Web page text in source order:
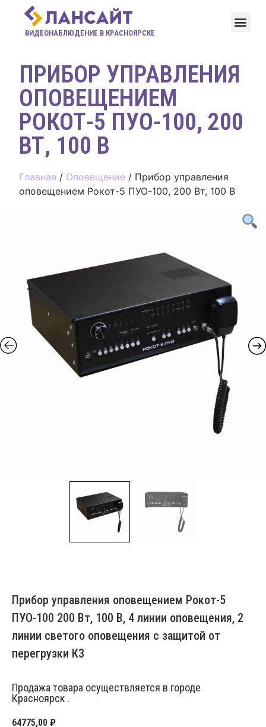
ВИДЕОНАБЛЮДЕНИЕ В КРАСНОЯРСКЕ
ПРИБОР УПРАВЛЕНИЯ
ОПОВЕЩЕНИЕМ
РОКОТ-5 ПУО-100, 200
ВТ, 100 В
Главная / Оповещение / Прибор управления
оповещением Рокот-5 ПУО-100, 200 Вт, 100 В
Прибор управления оповещением Рокот-5
ПУО-100 200 Вт, 100 В, 4 линии оповещения, 2
линии светого оповещения с защитой от
перегрузки К3
Продажа товара осуществляется в городе
Красноярск .
64775,00 ₽